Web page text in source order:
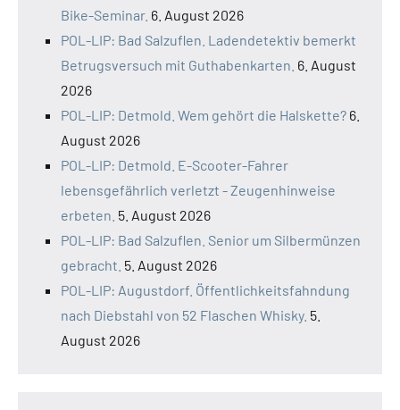
Bike-Seminar. 6. August 2026
POL-LIP: Bad Salzuflen. Ladendetektiv bemerkt
Betrugsversuch mit Guthabenkarten. 6. August
2026
POL-LIP: Detmold. Wem gehört die Halskette? 6.
August 2026
POL-LIP: Detmold. E-Scooter-Fahrer
lebensgefährlich verletzt - Zeugenhinweise
erbeten. 5. August 2026
POL-LIP: Bad Salzuflen. Senior um Silbermünzen
gebracht. 5. August 2026
POL-LIP: Augustdorf. Öffentlichkeitsfahndung
nach Diebstahl von 52 Flaschen Whisky. 5.
August 2026